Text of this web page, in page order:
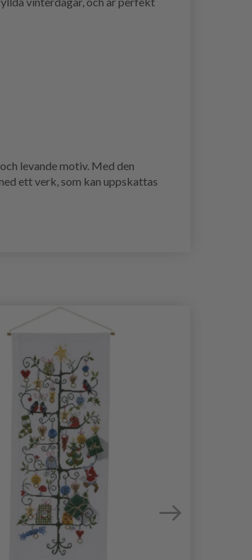
levande motiv. Med den
ett verk, som kan uppskattas